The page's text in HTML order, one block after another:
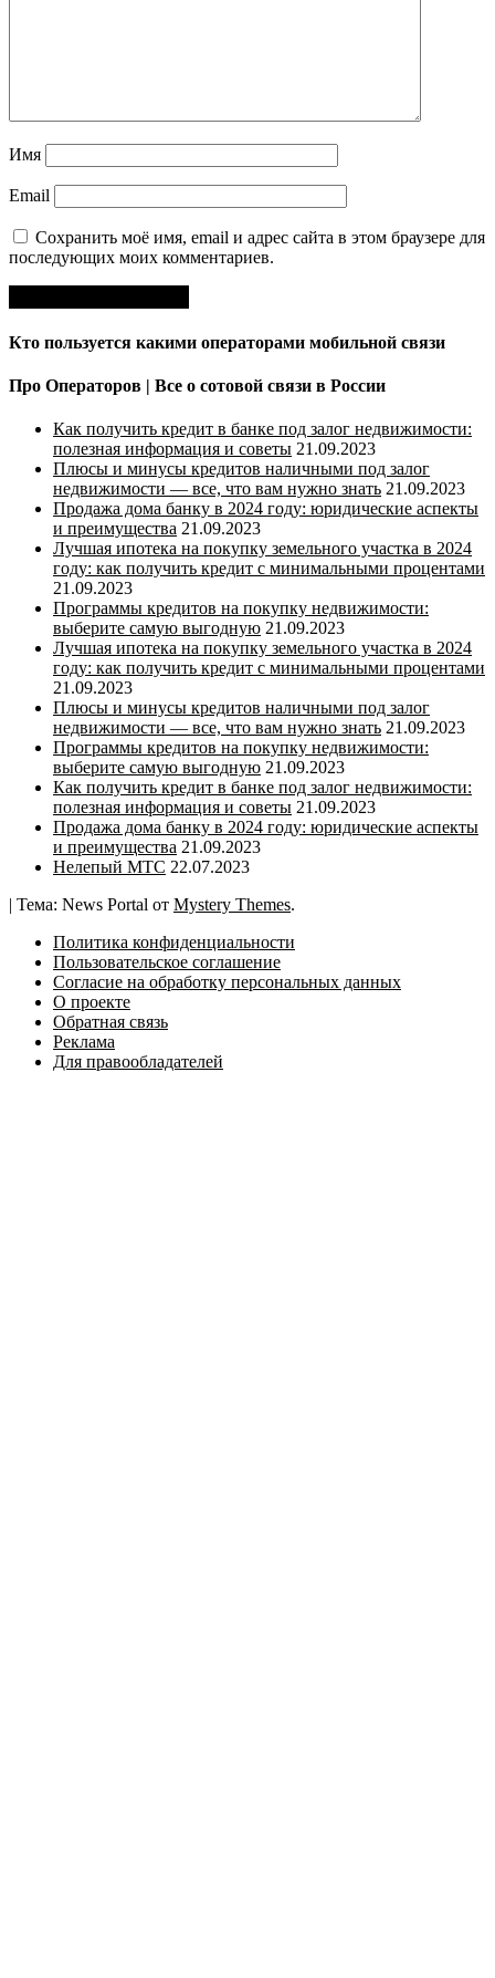
Имя
Email
Сохранить моё имя, email и адрес сайта в этом браузере для
последующих моих комментариев.
Кто пользуется какими операторами мобильной связи
Про Операторов | Все о сотовой связи в России
Как получить кредит в банке под залог недвижимости:
полезная информация и советы 21.09.2023
Плюсы и минусы кредитов наличными под залог
недвижимости — все, что вам нужно знать 21.09.2023
Продажа дома банку в 2024 году: юридические аспекты
и преимущества 21.09.2023
Лучшая ипотека на покупку земельного участка в 2024
году: как получить кредит с минимальными процентами
21.09.2023
Программы кредитов на покупку недвижимости:
выберите самую выгодную 21.09.2023
Лучшая ипотека на покупку земельного участка в 2024
году: как получить кредит с минимальными процентами
21.09.2023
Плюсы и минусы кредитов наличными под залог
недвижимости — все, что вам нужно знать 21.09.2023
Программы кредитов на покупку недвижимости:
выберите самую выгодную 21.09.2023
Как получить кредит в банке под залог недвижимости:
полезная информация и советы 21.09.2023
Продажа дома банку в 2024 году: юридические аспекты
и преимущества 21.09.2023
Нелепый МТС 22.07.2023
| Тема: News Portal от Mystery Themes.
Политика конфиденциальности
Пользовательское соглашение
Согласие на обработку персональных данных
О проекте
Обратная связь
Реклама
Для правообладателей